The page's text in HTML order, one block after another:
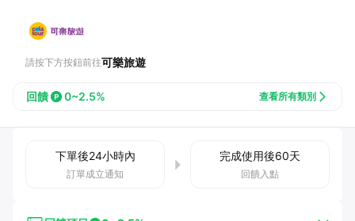
請按下方按鈕前往可樂旅遊
回饋 0~2.5% 查看所有類別
下單後24小時內
訂單成立通知
完成使用後60天
回饋入點